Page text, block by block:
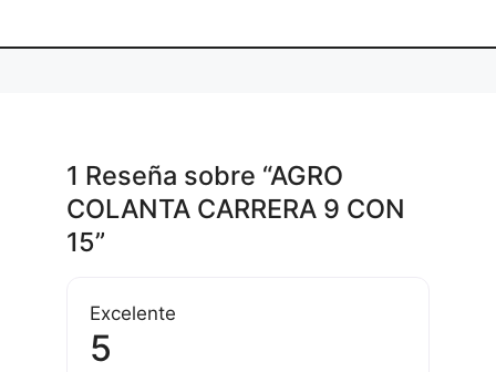
1 Reseña sobre “AGRO
COLANTA CARRERA 9 CON
15”
Excelente
5